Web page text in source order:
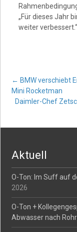
„Für dieses Jahr
weiter verbessert.“
Post
← BMW verschiebt
Mini Rocketman
Daimler-Chef
Aktuell
O-Ton: Im Suff auf
2026
O-Ton +
Abwasser nach